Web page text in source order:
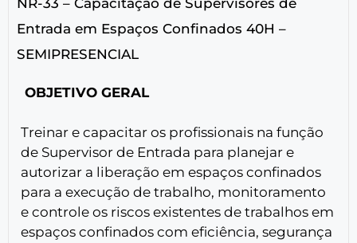
Entrada em Espaços Confinados 40H –
SEMIPRESENCIAL
OBJETIVO GERAL
Treinar e capacitar os profissionais na função
de Supervisor de Entrada para planejar e
autorizar a liberação em espaços confinados
para a execução de trabalho, monitoramento
e controle os riscos existentes de trabalhos em
espaços confinados com eficiência, segurança